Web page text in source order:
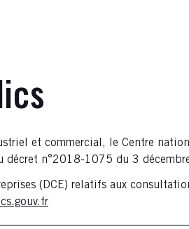
et commercial, le Centre
décret n°2018-1075 du 3
(DCE) relatifs aux